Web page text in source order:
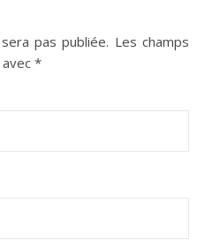
pas publiée. Les champs
*